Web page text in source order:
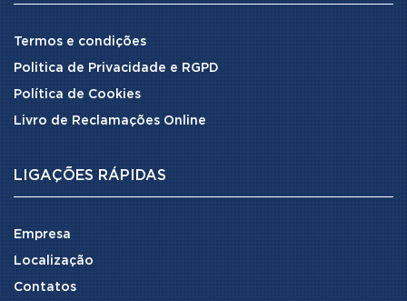
Termos e condições
Politica de Privacidade e RGPD
Política de Cookies
Livro de Reclamações Online
LIGAÇÕES RÁPIDAS
Empresa
Localização
Contatos